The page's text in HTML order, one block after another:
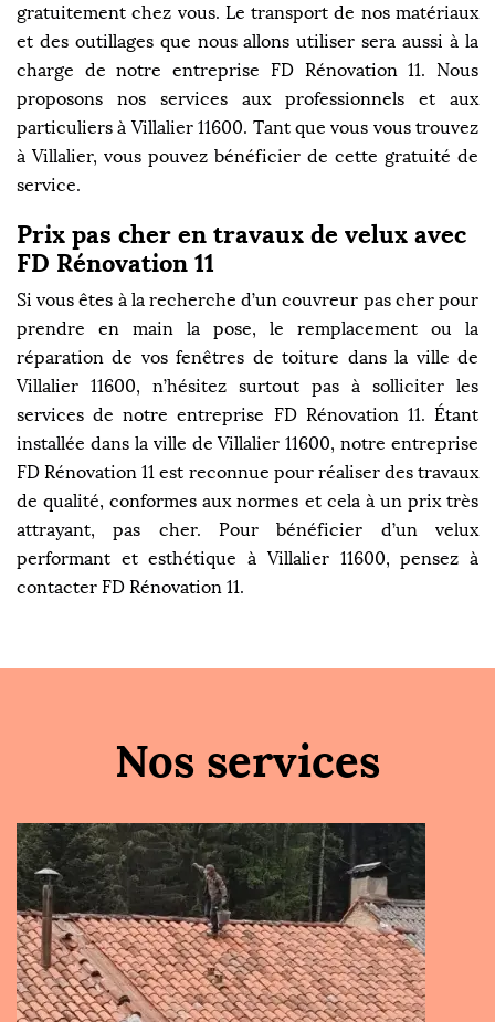
gratuitement chez vous. Le transport de nos matériaux
et des outillages que nous allons utiliser sera aussi à la
charge de notre entreprise FD Rénovation 11. Nous
proposons nos services aux professionnels et aux
particuliers à Villalier 11600. Tant que vous vous trouvez
à Villalier, vous pouvez bénéficier de cette gratuité de
service.
Prix pas cher en travaux de velux avec
FD Rénovation 11
Si vous êtes à la recherche d’un couvreur pas cher pour
prendre en main la pose, le remplacement ou la
réparation de vos fenêtres de toiture dans la ville de
Villalier 11600, n’hésitez surtout pas à solliciter les
services de notre entreprise FD Rénovation 11. Étant
installée dans la ville de Villalier 11600, notre entreprise
FD Rénovation 11 est reconnue pour réaliser des travaux
de qualité, conformes aux normes et cela à un prix très
attrayant, pas cher. Pour bénéficier d’un velux
performant et esthétique à Villalier 11600, pensez à
contacter FD Rénovation 11.
Nos services